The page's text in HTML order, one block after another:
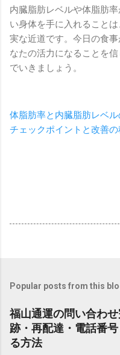
内臓脂肪レベルや体脂肪
い身体を手に入れること
実な近道です。今日の食
なたの活力になることを
でいきましょう。
体脂肪率と内臓脂肪レベ
チェックポイントと改善の
Popular posts from this
福山通運の問い合わ
跡・再配達・電話番
る方法